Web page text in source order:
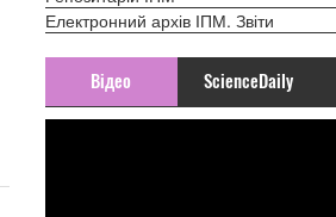
Електронний архів ІПМ. Звіти
Відео ScienceDaily